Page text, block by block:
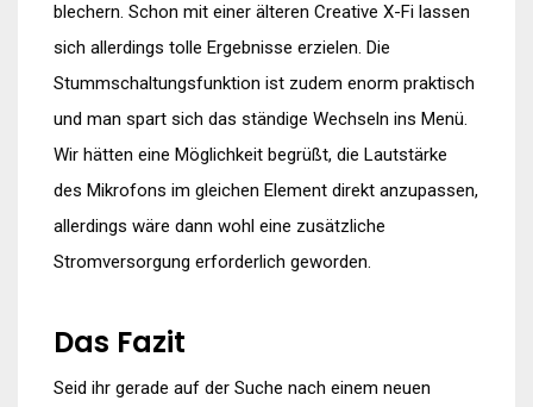
blechern. Schon mit einer älteren Creative X-Fi lassen
sich allerdings tolle Ergebnisse erzielen. Die
Stummschaltungsfunktion ist zudem enorm praktisch
und man spart sich das ständige Wechseln ins Menü.
Wir hätten eine Möglichkeit begrüßt, die Lautstärke
des Mikrofons im gleichen Element direkt anzupassen,
allerdings wäre dann wohl eine zusätzliche
Stromversorgung erforderlich geworden.
Das Fazit
Seid ihr gerade auf der Suche nach einem neuen